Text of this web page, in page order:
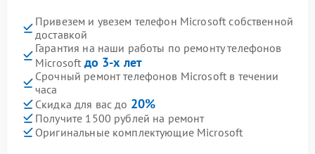
Привезем и увезем телефон Microsoft собственной
доставкой
Гарантия на наши работы по ремонту телефонов
Microsoft до 3-х лет
Срочный ремонт телефонов Microsoft в течении
часа
Скидка для вас до 20%
Получите 1500 рублей на ремонт
Оригинальные комплектующие Microsoft